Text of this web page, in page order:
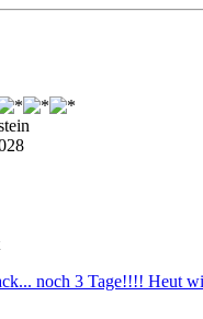
noch 3 Tage!!!! Heut